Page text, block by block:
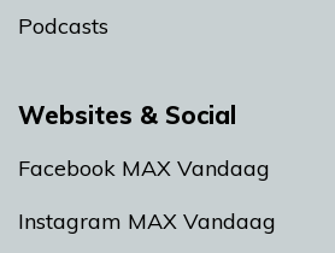
Podcasts
Websites & Social
Facebook MAX Vandaag
Instagram MAX Vandaag